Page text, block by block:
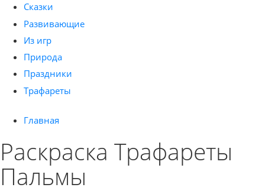
Сказки
Развивающие
Из игр
Природа
Праздники
Трафареты
Главная
Раскраска Трафареты
Пальмы